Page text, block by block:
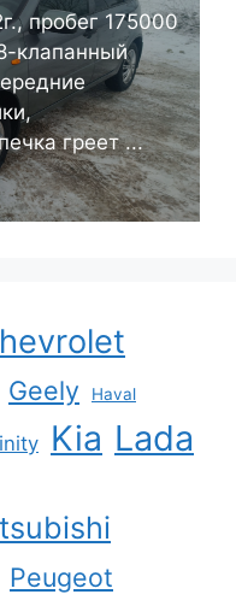
пробег 175000
клапанный
греет ...
Geely Haval
Kia Lada
Peugeot